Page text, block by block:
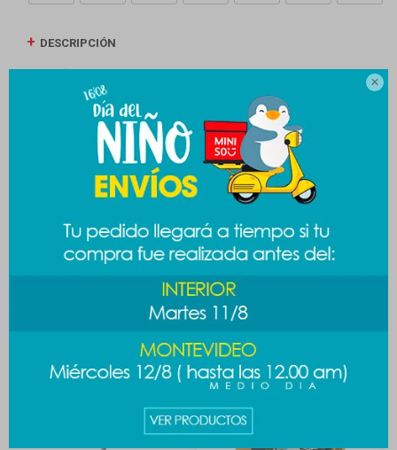

DESCRIPCIÓN
CAMBIOS Y DEVOLUCIONES
MEDIOS DE PAGO
Productos que te pueden interesar